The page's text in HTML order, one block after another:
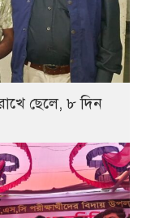
ছেলে, ৮ দিন